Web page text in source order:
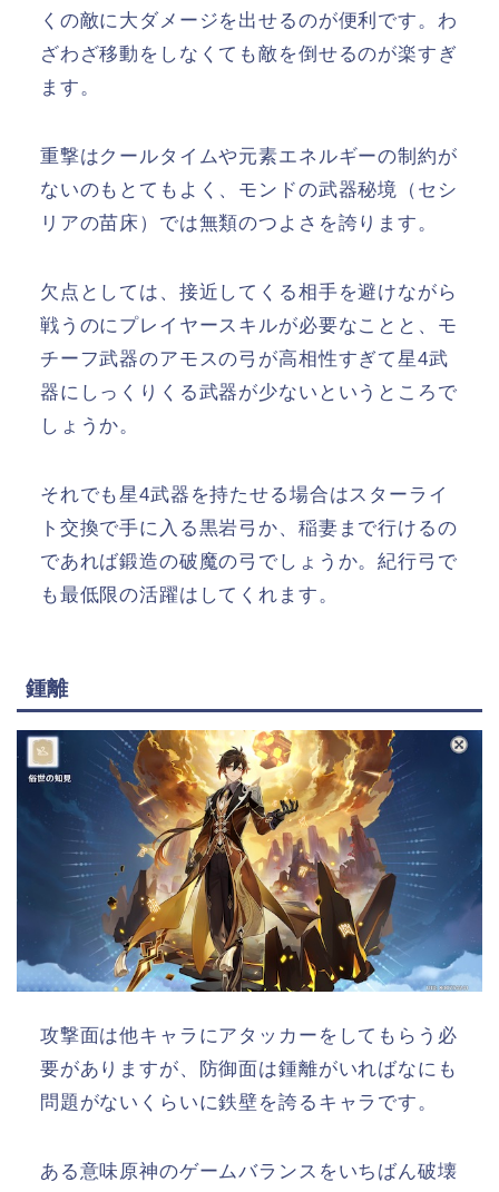
くの敵に大ダメージを出せるのが便利です。わ
ざわざ移動をしなくても敵を倒せるのが楽すぎ
ます。
重撃はクールタイムや元素エネルギーの制約が
ないのもとてもよく、モンドの武器秘境（セシ
リアの苗床）では無類のつよさを誇ります。
欠点としては、接近してくる相手を避けながら
戦うのにプレイヤースキルが必要なことと、モ
チーフ武器のアモスの弓が高相性すぎて星4武
器にしっくりくる武器が少ないというところで
しょうか。
それでも星4武器を持たせる場合はスターライ
ト交換で手に入る黒岩弓か、稲妻まで行けるの
であれば鍛造の破魔の弓でしょうか。紀行弓で
も最低限の活躍はしてくれます。
鍾離
攻撃面は他キャラにアタッカーをしてもらう必
要がありますが、防御面は鍾離がいればなにも
問題がないくらいに鉄壁を誇るキャラです。
ある意味原神のゲームバランスをいちばん破壊